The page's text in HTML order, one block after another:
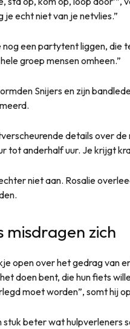
je echt niet van je netvlies.”
nog een partytent liggen, die
groep mensen omheen.”
Snijers en zijn
details over de
tot anderhalf uur. Je krijgt
niet aan. Rosalie
misdragen zich
open over het gedrag van
doen bent, die hun fiets
moet worden”, somt hij
stuk beter wat hulpverleners